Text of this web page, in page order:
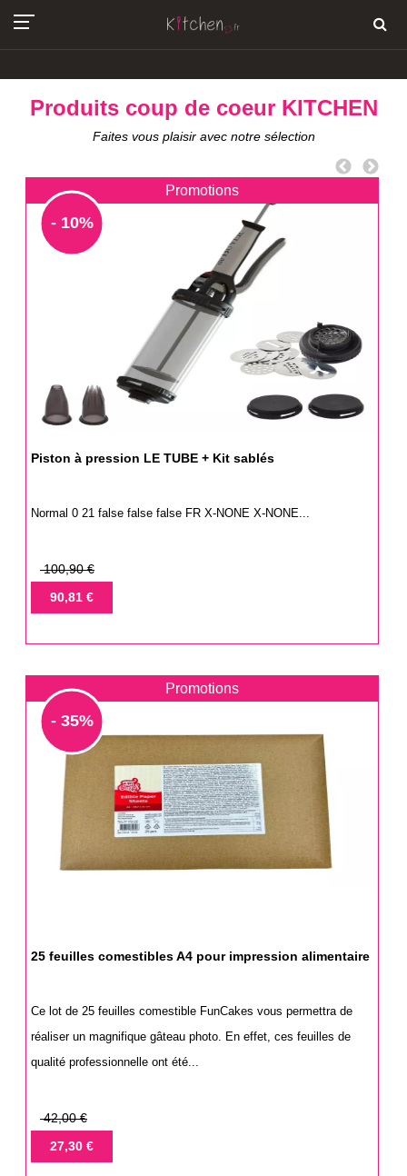
Produits coup de coeur KITCHEN
Faites vous plaisir avec notre sélection
Promotions
- 10%
Piston à pression LE TUBE + Kit sablés
Normal 0 21 false false false FR X-NONE X-NONE...
Prix
base
100,90 €
Prix90,81 €
Promotions
- 35%
25 feuilles comestibles A4 pour impression alimentaire
Ce lot de 25 feuilles comestible FunCakes vous permettra de
réaliser un magnifique gâteau photo. En effet, ces feuilles de
qualité professionnelle ont été...
Prix
base
42,00 €
Prix27,30 €